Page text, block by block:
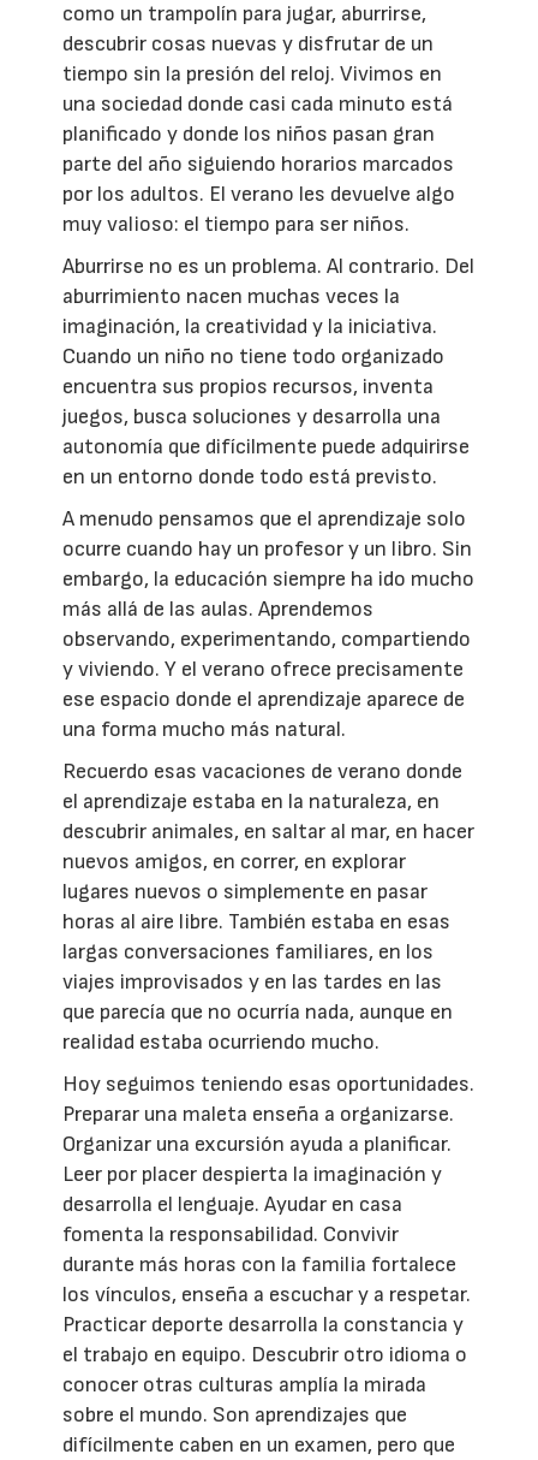
como un trampolín para jugar, aburrirse,
descubrir cosas nuevas y disfrutar de un
tiempo sin la presión del reloj. Vivimos en
una sociedad donde casi cada minuto está
planificado y donde los niños pasan gran
parte del año siguiendo horarios marcados
por los adultos. El verano les devuelve algo
muy valioso: el tiempo para ser niños.
Aburrirse no es un problema. Al contrario. Del
aburrimiento nacen muchas veces la
imaginación, la creatividad y la iniciativa.
Cuando un niño no tiene todo organizado
encuentra sus propios recursos, inventa
juegos, busca soluciones y desarrolla una
autonomía que difícilmente puede adquirirse
en un entorno donde todo está previsto.
A menudo pensamos que el aprendizaje solo
ocurre cuando hay un profesor y un libro. Sin
embargo, la educación siempre ha ido mucho
más allá de las aulas. Aprendemos
observando, experimentando, compartiendo
y viviendo. Y el verano ofrece precisamente
ese espacio donde el aprendizaje aparece de
una forma mucho más natural.
Recuerdo esas vacaciones de verano donde
el aprendizaje estaba en la naturaleza, en
descubrir animales, en saltar al mar, en hacer
nuevos amigos, en correr, en explorar
lugares nuevos o simplemente en pasar
horas al aire libre. También estaba en esas
largas conversaciones familiares, en los
viajes improvisados y en las tardes en las
que parecía que no ocurría nada, aunque en
realidad estaba ocurriendo mucho.
Hoy seguimos teniendo esas oportunidades.
Preparar una maleta enseña a organizarse.
Organizar una excursión ayuda a planificar.
Leer por placer despierta la imaginación y
desarrolla el lenguaje. Ayudar en casa
fomenta la responsabilidad. Convivir
durante más horas con la familia fortalece
los vínculos, enseña a escuchar y a respetar.
Practicar deporte desarrolla la constancia y
el trabajo en equipo. Descubrir otro idioma o
conocer otras culturas amplía la mirada
sobre el mundo. Son aprendizajes que
difícilmente caben en un examen, pero que